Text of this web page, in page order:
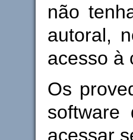
não
autoral,
acesso à
Os
software
acessar